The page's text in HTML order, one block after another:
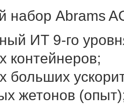
набор Abrams
ИТ 9-го
контейнеров;
больших
жетонов